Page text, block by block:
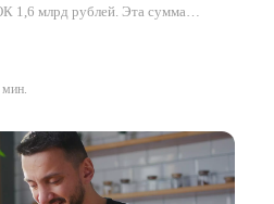
1,6 млрд рублей. Эта сумма
мин.